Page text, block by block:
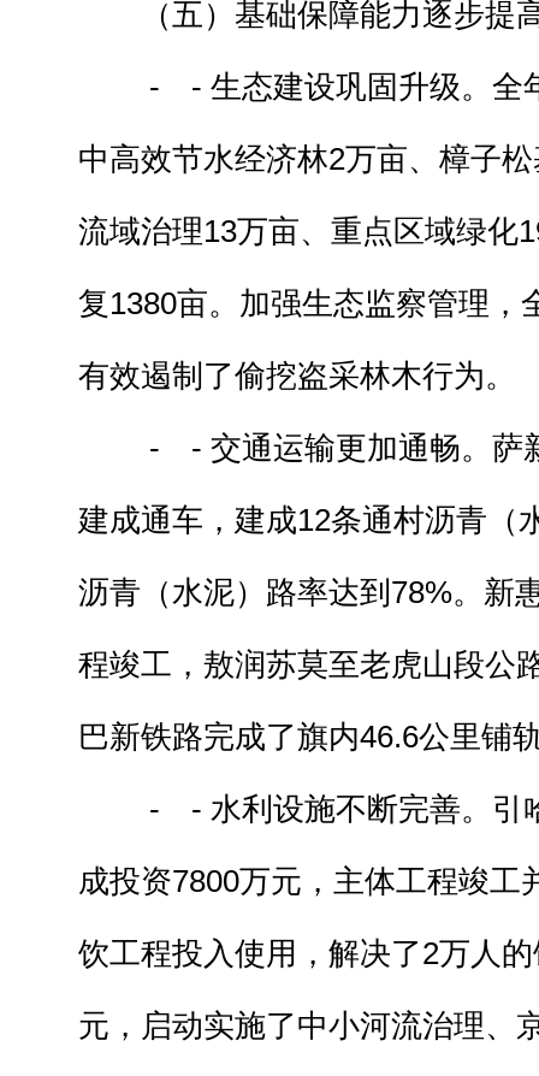
（五）基础保障能力逐步提
- - 生态建设巩固升级。全年
中高效节水经济林2万亩、樟子
流域治理13万亩、重点区域绿化
复1380亩。加强生态监察管理，
有效遏制了偷挖盗采林木行为。
- - 交通运输更加通畅。萨新
建成通车，建成12条通村沥青（
沥青（水泥）路率达到78%。新
程竣工，敖润苏莫至老虎山段公
巴新铁路完成了旗内46.6公里铺
- - 水利设施不断完善。引哈
成投资7800万元，主体工程竣工
饮工程投入使用，解决了2万人
元，启动实施了中小河流治理、